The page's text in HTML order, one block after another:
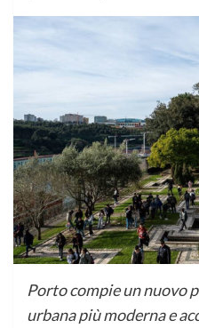
Porto compie un nuovo
urbana più moderna e